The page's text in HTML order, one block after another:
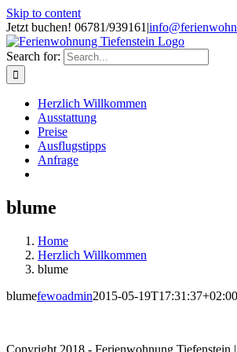
Skip to content
Jetzt buchen! 06781/939161 |
Search for:
Herzlich Willkommen
Ausstattung
Preise
Ausflugstipps
Anfrage
blume
Home
Herzlich Willkommen
blume
blumefewoadmin2015-05-19T17:31:37+02:00
Copyright 2018 - Ferienwohnung Tiefenstein |